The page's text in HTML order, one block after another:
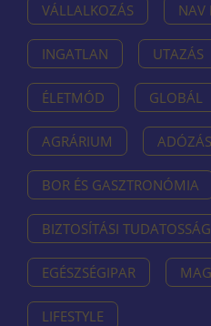
VÁLLALKOZÁS NAV
INGATLAN UTAZÁS
ÉLETMÓD GLOBÁL
AGRÁRIUM ADÓZÁS
BOR ÉS GASZTRONÓMIA
BIZTOSÍTÁSI TUDATOSSÁG
EGÉSZSÉGIPAR
LIFESTYLE